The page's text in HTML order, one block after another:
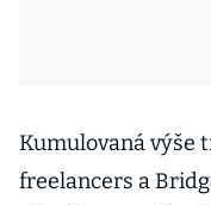
Kumulovaná výše
freelancers a